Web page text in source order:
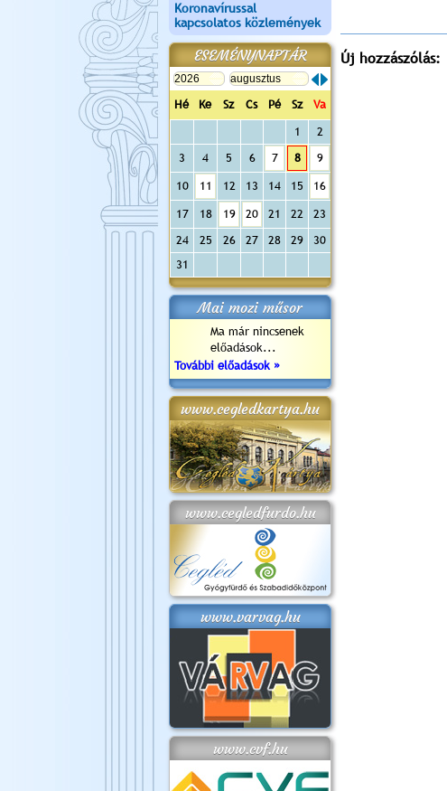
Koronavírussal
kapcsolatos közlemények
ESEMÉNYNAPTÁR
Hé Ke Sz Cs Pé Sz
Va
1
2
3
4 5 6 7 8 9
10 11 12 13 14 15 16
17 18 19 20 21 22
23
24
25 26 27 28 29
30
31
Mai mozi műsor
Ma már nincsenek
előadások...
További előadások »
www.cegledkartya.hu
www.cegledfurdo.hu
www.varvag.hu
www.cvf.hu
Új hozzászólás: